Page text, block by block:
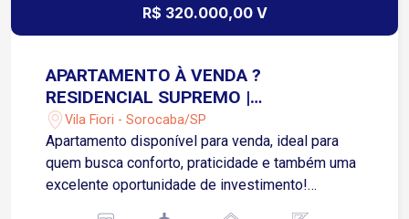
R$ 320.000,00 V
APARTAMENTO À VENDA ?
RESIDENCIAL SUPREMO |
SOROCABA/SP | VILA FIORE
Vila Fiori - Sorocaba/SP
Apartamento disponível para venda, ideal para
quem busca conforto, praticidade e também uma
excelente oportunidade de investimento!